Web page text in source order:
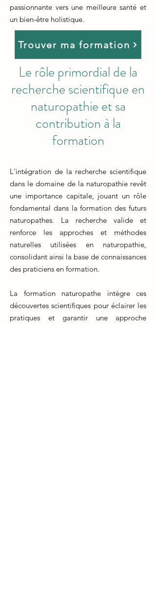
passionnante vers une meilleure santé et
un bien-être holistique.
Trouver ma formation
Le rôle primordial de la
recherche scientifique en
naturopathie et sa
contribution à la
formation
L'intégration de la recherche scientifique
dans le domaine de la naturopathie revêt
une importance capitale, jouant un rôle
fondamental dans la formation des futurs
naturopathes. La recherche valide et
renforce les approches et méthodes
naturelles utilisées en naturopathie,
consolidant ainsi la base de connaissances
des praticiens en formation.
La formation naturopathe intègre ces
découvertes scientifiques pour éclairer les
pratiques et garantir une approche